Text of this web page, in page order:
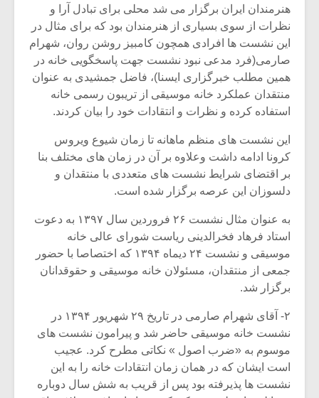
هنرمندان ایران برگزار می شد محلی برای تبادل آرا و
نظرات از سوی بسیاری از هنرمندان بود که برای مثال در
این نشست ها افرادی همچون کامبیز روشن روان، شهرام
صارمی(فرد مدعی نبود نشست جهت پاسخگویی خانه در
همین مطلب خبرگزاری ایسنا)، فاضل جمشیدی به عنوان
منتقدان عملکرد خانه موسیقی از تریبون رسمی خانه
استفاده کرده و نظرات و انتقادات خود را بیان کردند.
این نشست های منظم ماهانه تا زمان شیوع ویروس
کرونا ادامه داشت وعلاوه بر آن در زمان های مختلف بنا
بر اقتضای شرایط نشست های متعددی با منتقدان و
دلسوزان این عرصه برگزار شده است.
به عنوان مثال نشست ۲۶ فروردین سال ۱۳۹۷ به دعوت
استاد فرهاد فخرالدینی ریاست شورای عالی خانه
موسیقی و نشست ۲۴ دیماه ۱۳۹۴ که اختصاصا با حضور
جمعی از منتقدان، مسئولان خانه موسیقی و حقوقدانان
برگزار شد.
۲- آقای شهرام صارمی در تاریخ ۲۹ شهریور ۱۳۹۴ در
نشست خانه موسیقی حاضر شد و پیرامون نشست های
موسوم به «ضرب اصول » نکاتی مطرح کرد. عجیب
است ایشان که در همان زمان انتقادات خانه را به این
نشست ها پذیرفته بود پس از قریب به شش سال دوباره
میکلوش روژا
یادداشتی بر موسیقی
متن فیلم «متری
شیش و نیم»
اگر نمی توانی
مشهورترین باشی،
بدنام ترین باش
دوره
سکانسی
موسیقی